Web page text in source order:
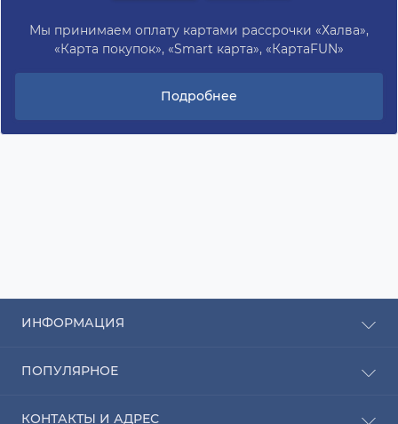
Мы принимаем оплату картами рассрочки «Халва»,
«Карта покупок», «Smart карта», «КартаFUN»
Подробнее
ИНФОРМАЦИЯ
Оплата
ПОПУЛЯРНОЕ
КОНТАКТЫ И АДРЕС